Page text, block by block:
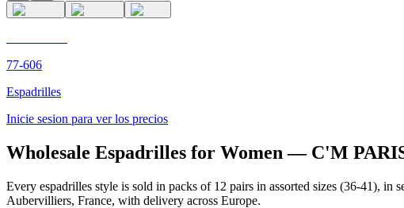
77-606
Espadrilles
Inicie sesion para ver los precios
Wholesale Espadrilles for Women — C'M
Every espadrilles style is sold in packs of 12 pairs in assorted sizes (36-41),
Aubervilliers, France, with delivery across Europe.